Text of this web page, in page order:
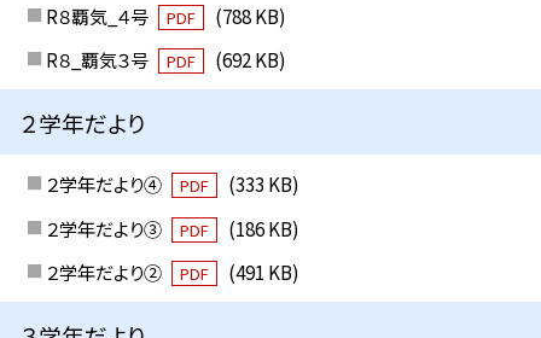
R８覇気_４号 PDF
(788 KB)
R８_覇気３号
PDF (692 KB)
２学年だより
２学年だより④ PDF
(333 KB)
２学年だより③
PDF
(186 KB)
２学年だより②
PDF (491 KB)